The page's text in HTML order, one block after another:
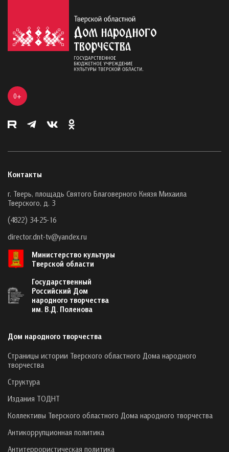
0+
Контакты
г. Тверь, площадь Святого Благоверного Князя Михаила
Тверского, д. 3
(4822) 34-25-16
director.dnt-tv@yandex.ru
Министерство культуры
Тверской области
Государственный
Российский Дом
народного творчества
им. В.Д. Поленова
Дом народного творчества
Страницы истории Тверского областного Дома народного
творчества
Структура
Издания ТОДНТ
Коллективы Тверского областного Дома народного творчества
Антикоррупционная политика
Антитеррористическая политика